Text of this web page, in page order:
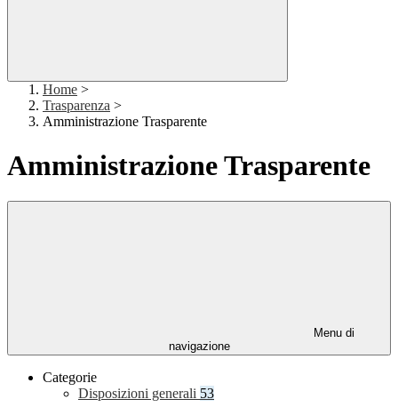
Home >
Trasparenza >
Amministrazione Trasparente
Amministrazione Trasparente
Menu di
navigazione
Categorie
Disposizioni generali 53